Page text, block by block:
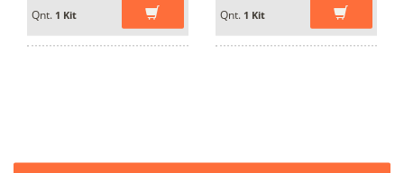
Qnt. 1 Kit
Qnt. 1 Kit